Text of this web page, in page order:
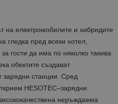
на електромобилите и хибридите
гледка пред всеки хотел,
гости да има по няколко такива
обектите създават
зарядни станции. Сред
HESOTEC–зарядни
неръждаема